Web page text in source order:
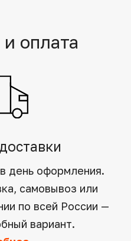
оплата
день оформления.
самовывоз или
по всей России —
вариант.